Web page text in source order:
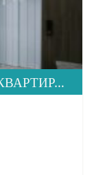
ПРОДАЄТЬСЯ 1,5-КІМНАТНА КВАРТИРА В НОВОБУДОВІ ЖК «ЗАГОРСЬКА»